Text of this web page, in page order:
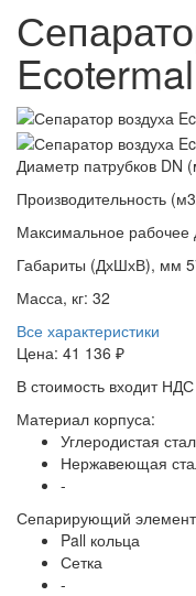
Диаметр патрубков DN
Производительность
Максимальное
Габариты (ДхШхВ), мм
Масса, кг: 32
Все характеристики
Цена: 41 136 ₽
В стоимость входит НДС
Материал корпуса:
Углеродистая
Нержавеющая
-
Сепарирующий элемент
Pall кольца
Сетка
-